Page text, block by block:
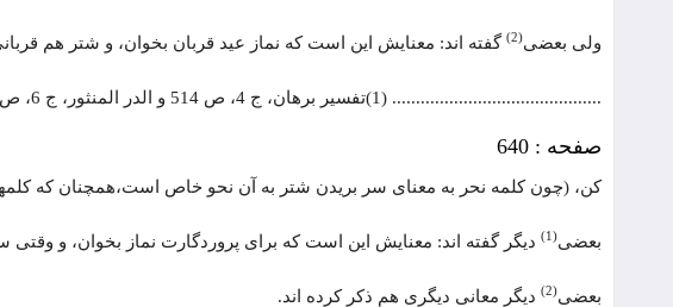
ولی بعضی(2) گفته اند: معنایش این است که نماز عید قربان بخوان، و شتر هم
............................................ (1)تفسیر برهان، ج 4، ص 514 و الدر المنثور، ج 6، ص 403. (2)الدر المنثور، ج 6، ص 403.
صفحه : 640
کن، (چون کلمه نحر به معنای سر بریدن شتر به آن نحو خاص است،همچنان که
بعضی(1) دیگر گفته اند: معنایش این است که برای پروردگارت نماز بخوان، و
بعضی(2) دیگر معانی دیگری هم ذکر کرده اند.